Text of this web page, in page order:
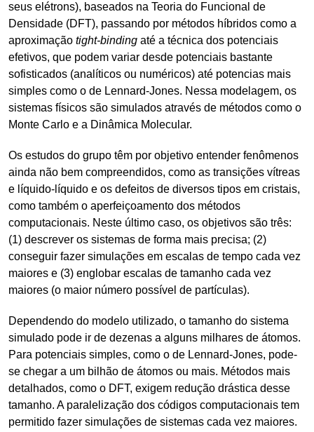
seus elétrons), baseados na Teoria do Funcional de
Densidade (DFT), passando por métodos híbridos como a
aproximação tight-binding até a técnica dos potenciais
efetivos, que podem variar desde potenciais bastante
sofisticados (analíticos ou numéricos) até potencias mais
simples como o de Lennard-Jones. Nessa modelagem, os
sistemas físicos são simulados através de métodos como o
Monte Carlo e a Dinâmica Molecular.
Os estudos do grupo têm por objetivo entender fenômenos
ainda não bem compreendidos, como as transições vítreas
e líquido-líquido e os defeitos de diversos tipos em cristais,
como também o aperfeiçoamento dos métodos
computacionais. Neste último caso, os objetivos são três:
(1) descrever os sistemas de forma mais precisa; (2)
conseguir fazer simulações em escalas de tempo cada vez
maiores e (3) englobar escalas de tamanho cada vez
maiores (o maior número possível de partículas).
Dependendo do modelo utilizado, o tamanho do sistema
simulado pode ir de dezenas a alguns milhares de átomos.
Para potenciais simples, como o de Lennard-Jones, pode-
se chegar a um bilhão de átomos ou mais. Métodos mais
detalhados, como o DFT, exigem redução drástica desse
tamanho. A paralelização dos códigos computacionais tem
permitido fazer simulações de sistemas cada vez maiores.